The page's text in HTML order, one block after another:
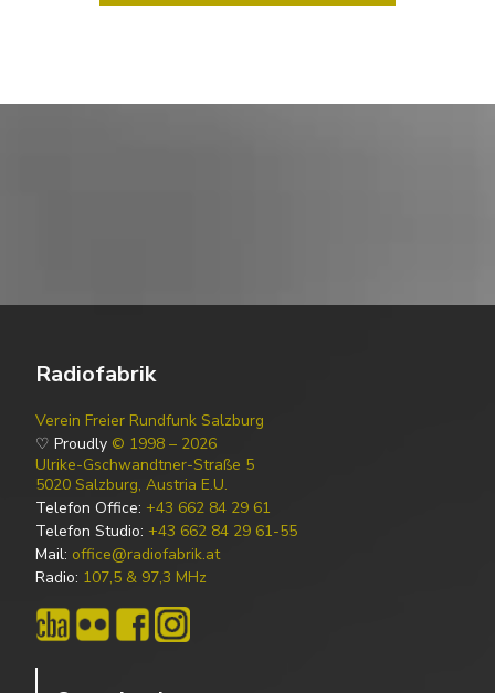
Radiofabrik
Verein Freier Rundfunk Salzburg
♡ Proudly © 1998 – 2026
Ulrike-Gschwandtner-Straße 5
5020 Salzburg, Austria E.U.
Telefon Office: +43 662 84 29 61
Telefon Studio: +43 662 84 29 61-55
Mail: office@radiofabrik.at
Radio: 107,5 & 97,3 MHz